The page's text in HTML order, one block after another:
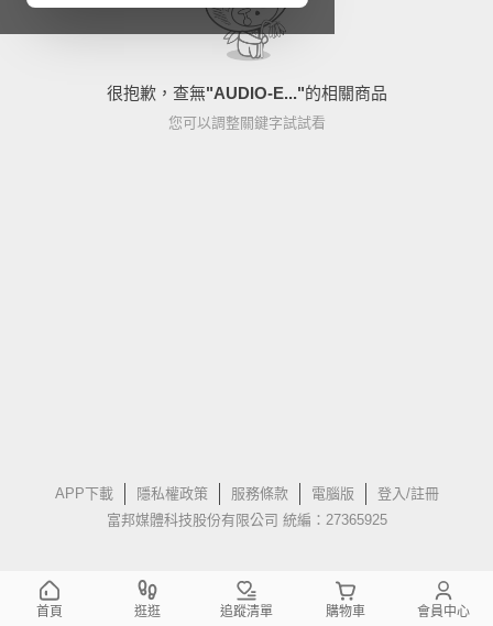
很抱歉，查無"AUDIO-E..."的相關商品
您可以調整關鍵字試試看
APP下載 隱私權政策 服務條款 電腦版
登入/註冊
富邦媒體科技股份有限公司 統編：27365925
首頁 逛逛 追蹤清單 購物車 會員中心